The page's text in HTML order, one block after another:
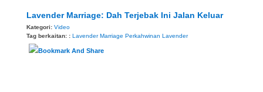
Lavender Marriage: Dah Terjebak Ini Jalan Keluar
Kategori: Video
Tag berkaitan: : Lavender Marriage Perkahwinan Lavender